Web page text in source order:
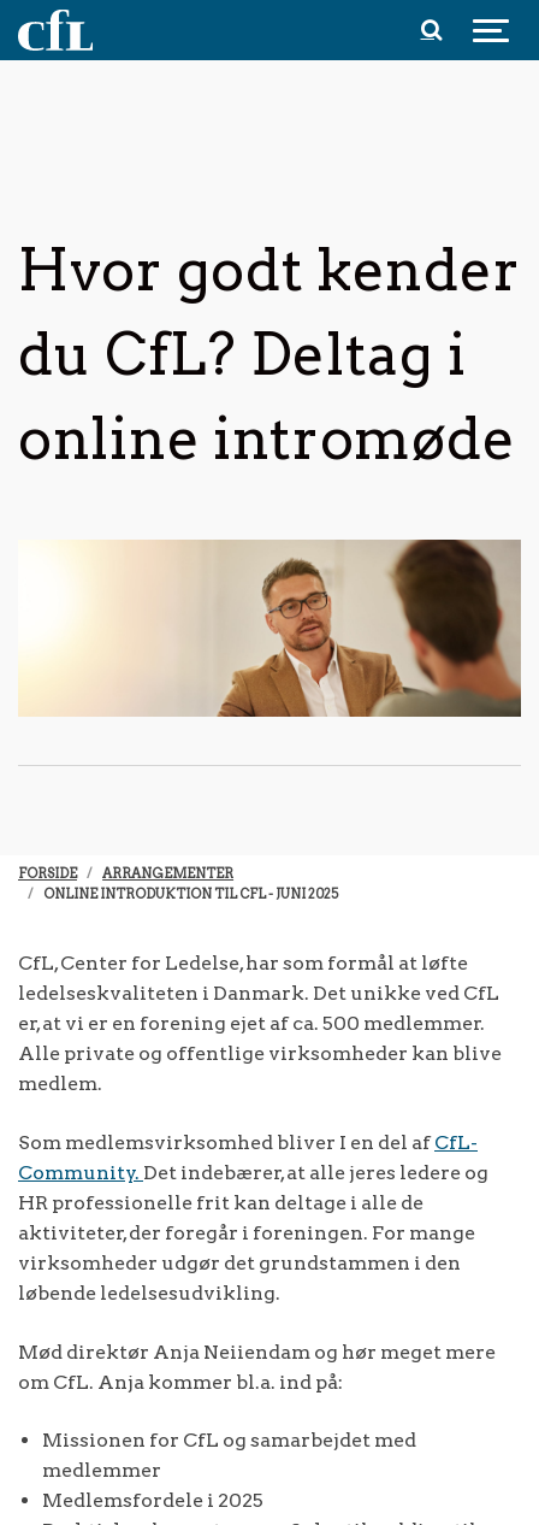
Spring til indhold
Hvor godt kender
du CfL? Deltag i
online intromøde
FORSIDE
ARRANGEMENTER
ONLINE INTRODUKTION TIL CFL - JUNI 2025
CfL, Center for Ledelse, har som formål at løfte
ledelseskvaliteten i Danmark. Det unikke ved CfL
er, at vi er en forening ejet af ca. 500 medlemmer.
Alle private og offentlige virksomheder kan blive
medlem.
Som medlemsvirksomhed bliver I en del afCfL-
Community. Det indebærer, at alle jeres ledere og
HR professionelle frit kan deltage i alle de
aktiviteter, der foregår i foreningen. For mange
virksomheder udgør det grundstammen i den
løbende ledelsesudvikling.
Mød direktør Anja Neiiendam og hør meget mere
om CfL. Anja kommer bl.a. ind på:
Missionen for CfL og samarbejdet med
medlemmer
Medlemsfordele i 2025